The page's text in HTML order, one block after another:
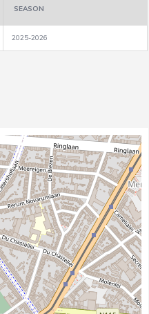
SEASON
2025-2026